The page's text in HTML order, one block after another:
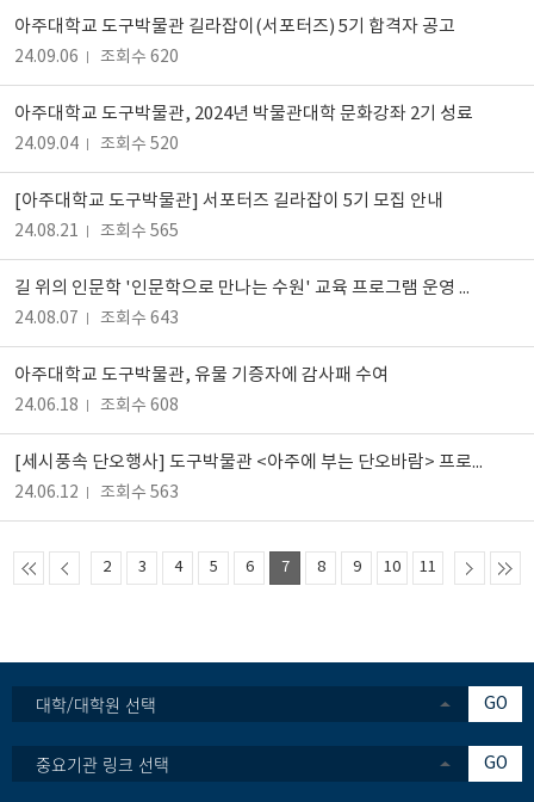
아주대학교 도구박물관 길라잡이(서포터즈) 5기 합격자 공고
24.09.06 조회수 620
아주대학교 도구박물관, 2024년 박물관대학 문화강좌 2기 성료
24.09.04 조회수 520
[아주대학교 도구박물관] 서포터즈 길라잡이 5기 모집 안내
24.08.21 조회수 565
길 위의 인문학 '인문학으로 만나는 수원' 교육 프로그램 운영 안내 (추가모집중)
24.08.07 조회수 643
아주대학교 도구박물관, 유물 기증자에 감사패 수여
24.06.18 조회수 608
[세시풍속 단오행사] 도구박물관 <아주에 부는 단오바람> 프로그램 성료
24.06.12 조회수 563
2 3 4 5 6 7 8 9 10 11
대학/대학원 선택 GO
중요기관 링크 선택 GO